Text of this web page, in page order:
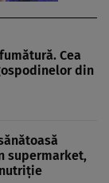
Cea
din
supermarket,